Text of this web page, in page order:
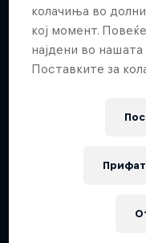
колачиња во
кој момент.
најдени во нашата
Поставките за